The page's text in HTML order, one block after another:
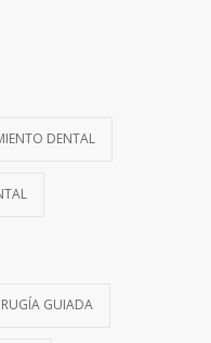
DENTAL
GUIADA